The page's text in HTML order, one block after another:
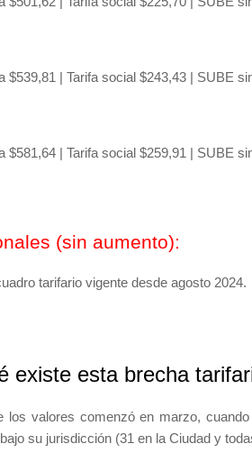
$539,81 | Tarifa social $243,43 | SUBE
$581,64 | Tarifa social $259,91 | SUBE
(sin aumento):
tarifario vigente desde agosto 2024.
existe esta brecha
los valores comenzó en marzo,
su jurisdicción (31 en la Ciudad y